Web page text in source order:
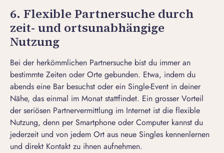
6. Flexible Partnersuche durch
zeit- und ortsunabhängige
Nutzung
Bei der herkömmlichen Partnersuche bist du immer an
bestimmte Zeiten oder Orte gebunden. Etwa, indem du
abends eine Bar besuchst oder ein Single-Event in deiner
Nähe, das einmal im Monat stattfindet. Ein grosser Vorteil
der seriösen Partnervermittlung im Internet ist die flexible
Nutzung, denn per Smartphone oder Computer kannst du
jederzeit und von jedem Ort aus neue Singles kennenlernen
und direkt Kontakt zu ihnen aufnehmen.